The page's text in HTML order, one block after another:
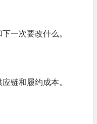
一次要改什么。
链和履约成本。